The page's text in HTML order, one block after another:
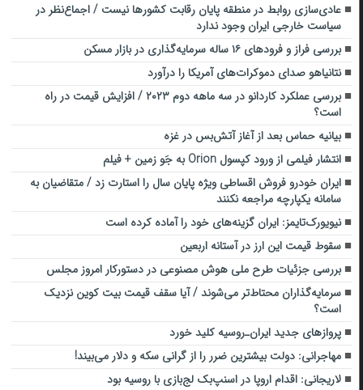
عادی‌سازی روابط در منطقه پایان رقابت کشورها نیست / اجماع‌نظر در
سیاست خارجی ایران وجود ندارد
بررسی فراز و فرودهای ۱۶ ساله سرمایه‌گذاری در بازار مسکن
نتانیاهو صدای دموکرات‌های آمریکا را درآورد
بررسی عملکرد کاردانو در سه ماهه دوم ۲۰۲۳ / افزایش قیمت در راه
است؟
بیانیه حماس بعد از آغاز آتش‌بس در غزه
انتشار فیلمی از ورود کپسول Orion به جَو زمین + فیلم
ایران خودرو فروش اقساطی ویژه پایان سال را استارت زد / متقاضیان به
سامانه یکپارچه مراجعه نکنند
نیویورک‌تایمز: ایران گزینه‌های خود را آماده کرده است
سقوط قیمت این ارز در آستانه اربعین
بررسی جزئیات طرح ملی هوش مصنوعی در دستورکار امروز مجلس
سرمایه‌گذاران محتاط‌تر می‌شوند / آیا سقف قیمت بیت کوین نزدیک
است؟
پرواز‌های جدید ایران‌ـ‌روسیه کلید خورد
مهاجرانی: دولت بیشترین ضرر را از گرانی سکه و دلار می‌بیند!
لاریجانی: اقدام اروپا در اسنپ‌بک لج‌بازی با روسیه بود